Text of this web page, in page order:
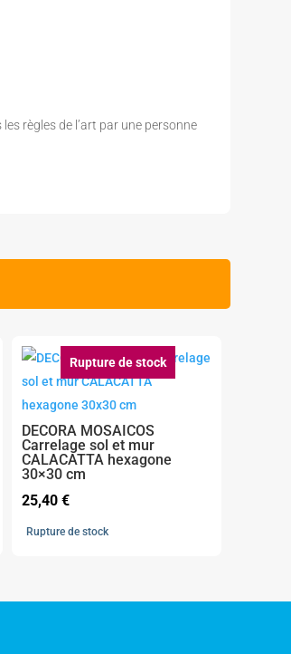
règles de l’art par une personne
Rupture de stock
DECORA MOSAICOS
Carrelage sol et mur
CALACATTA hexagone
30×30 cm
25,40 €
Rupture de stock